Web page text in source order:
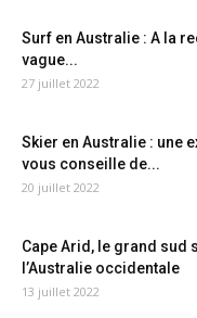
Surf en Australie : A la
vague...
27 juillet 2022
Skier en Australie : une
vous conseille de...
20 juillet 2022
Cape Arid, le grand sud
l’Australie occidentale
13 juillet 2022